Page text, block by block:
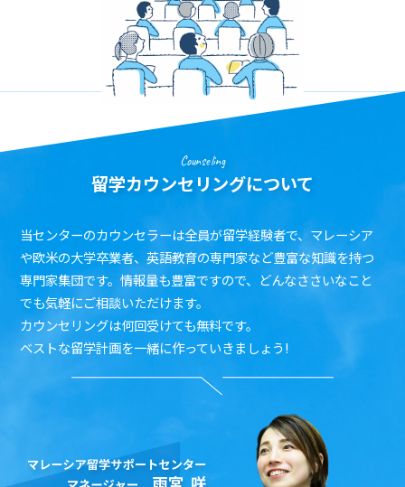
Counseling
留学カウンセリングについて
当センターのカウンセラーは全員が留学経験者で、マレーシア
や欧米の大学卒業者、英語教育の専門家など豊富な知識を持つ
専門家集団です。情報量も豊富ですので、どんなささいなこと
でも気軽にご相談いただけます。
カウンセリングは何回受けても無料です。
ベストな留学計画を一緒に作っていきましょう!